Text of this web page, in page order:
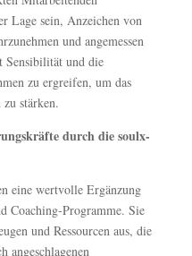
Lage sein, Anzeichen von
und angemessen
Sensibilität und die
zu ergreifen, um das
stärken.
durch die soulx-
eine wertvolle Ergänzung
Coaching-Programme. Sie
und Ressourcen aus, die
angeschlagenen